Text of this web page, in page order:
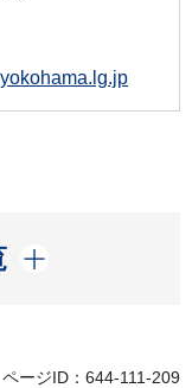
ページID：644-111-209